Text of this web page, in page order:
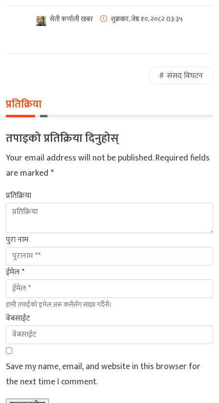
सेती कर्णाली खबर शुक्रबार, जेष्ठ १०, २०८२0३:३५
संसद विघटन
प्रतिक्रिया
तपाइको प्रतिक्रिया दिनुहोस्
Your email address will not be published.Required fields
are marked*
प्रतिक्रिया
पुरा नाम
ईमेल *
हामी तपाईंको इमेल अरू कसैसँग साझा गर्दैनौं।
वेबसाईट
Save my name, email, and website in this browser for
the next time I comment.